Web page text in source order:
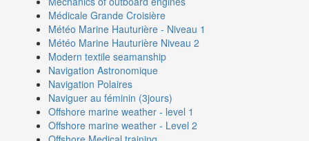
Médicale Grande Croisière
Météo Marine Hauturière - Niveau 1
Météo Marine Hauturière Niveau 2
Modern textile seamanship
Navigation Astronomique
Navigation Polaires
Naviguer au féminin (3jours)
Offshore marine weather - level 1
Offshore marine weather - Level 2